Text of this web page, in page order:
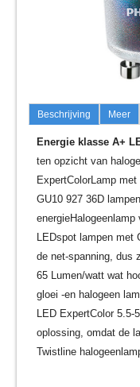
Beschrijving Meer
Energie klasse A+
ten opzicht van
ExpertColorLamp
GU10 927 36D
LEDspot lampen met
de net-spanning, dus
65 Lumen/watt wat
gloei -en halogeen
LED ExpertColor 5.5-
oplossing, omdat de
Twistline